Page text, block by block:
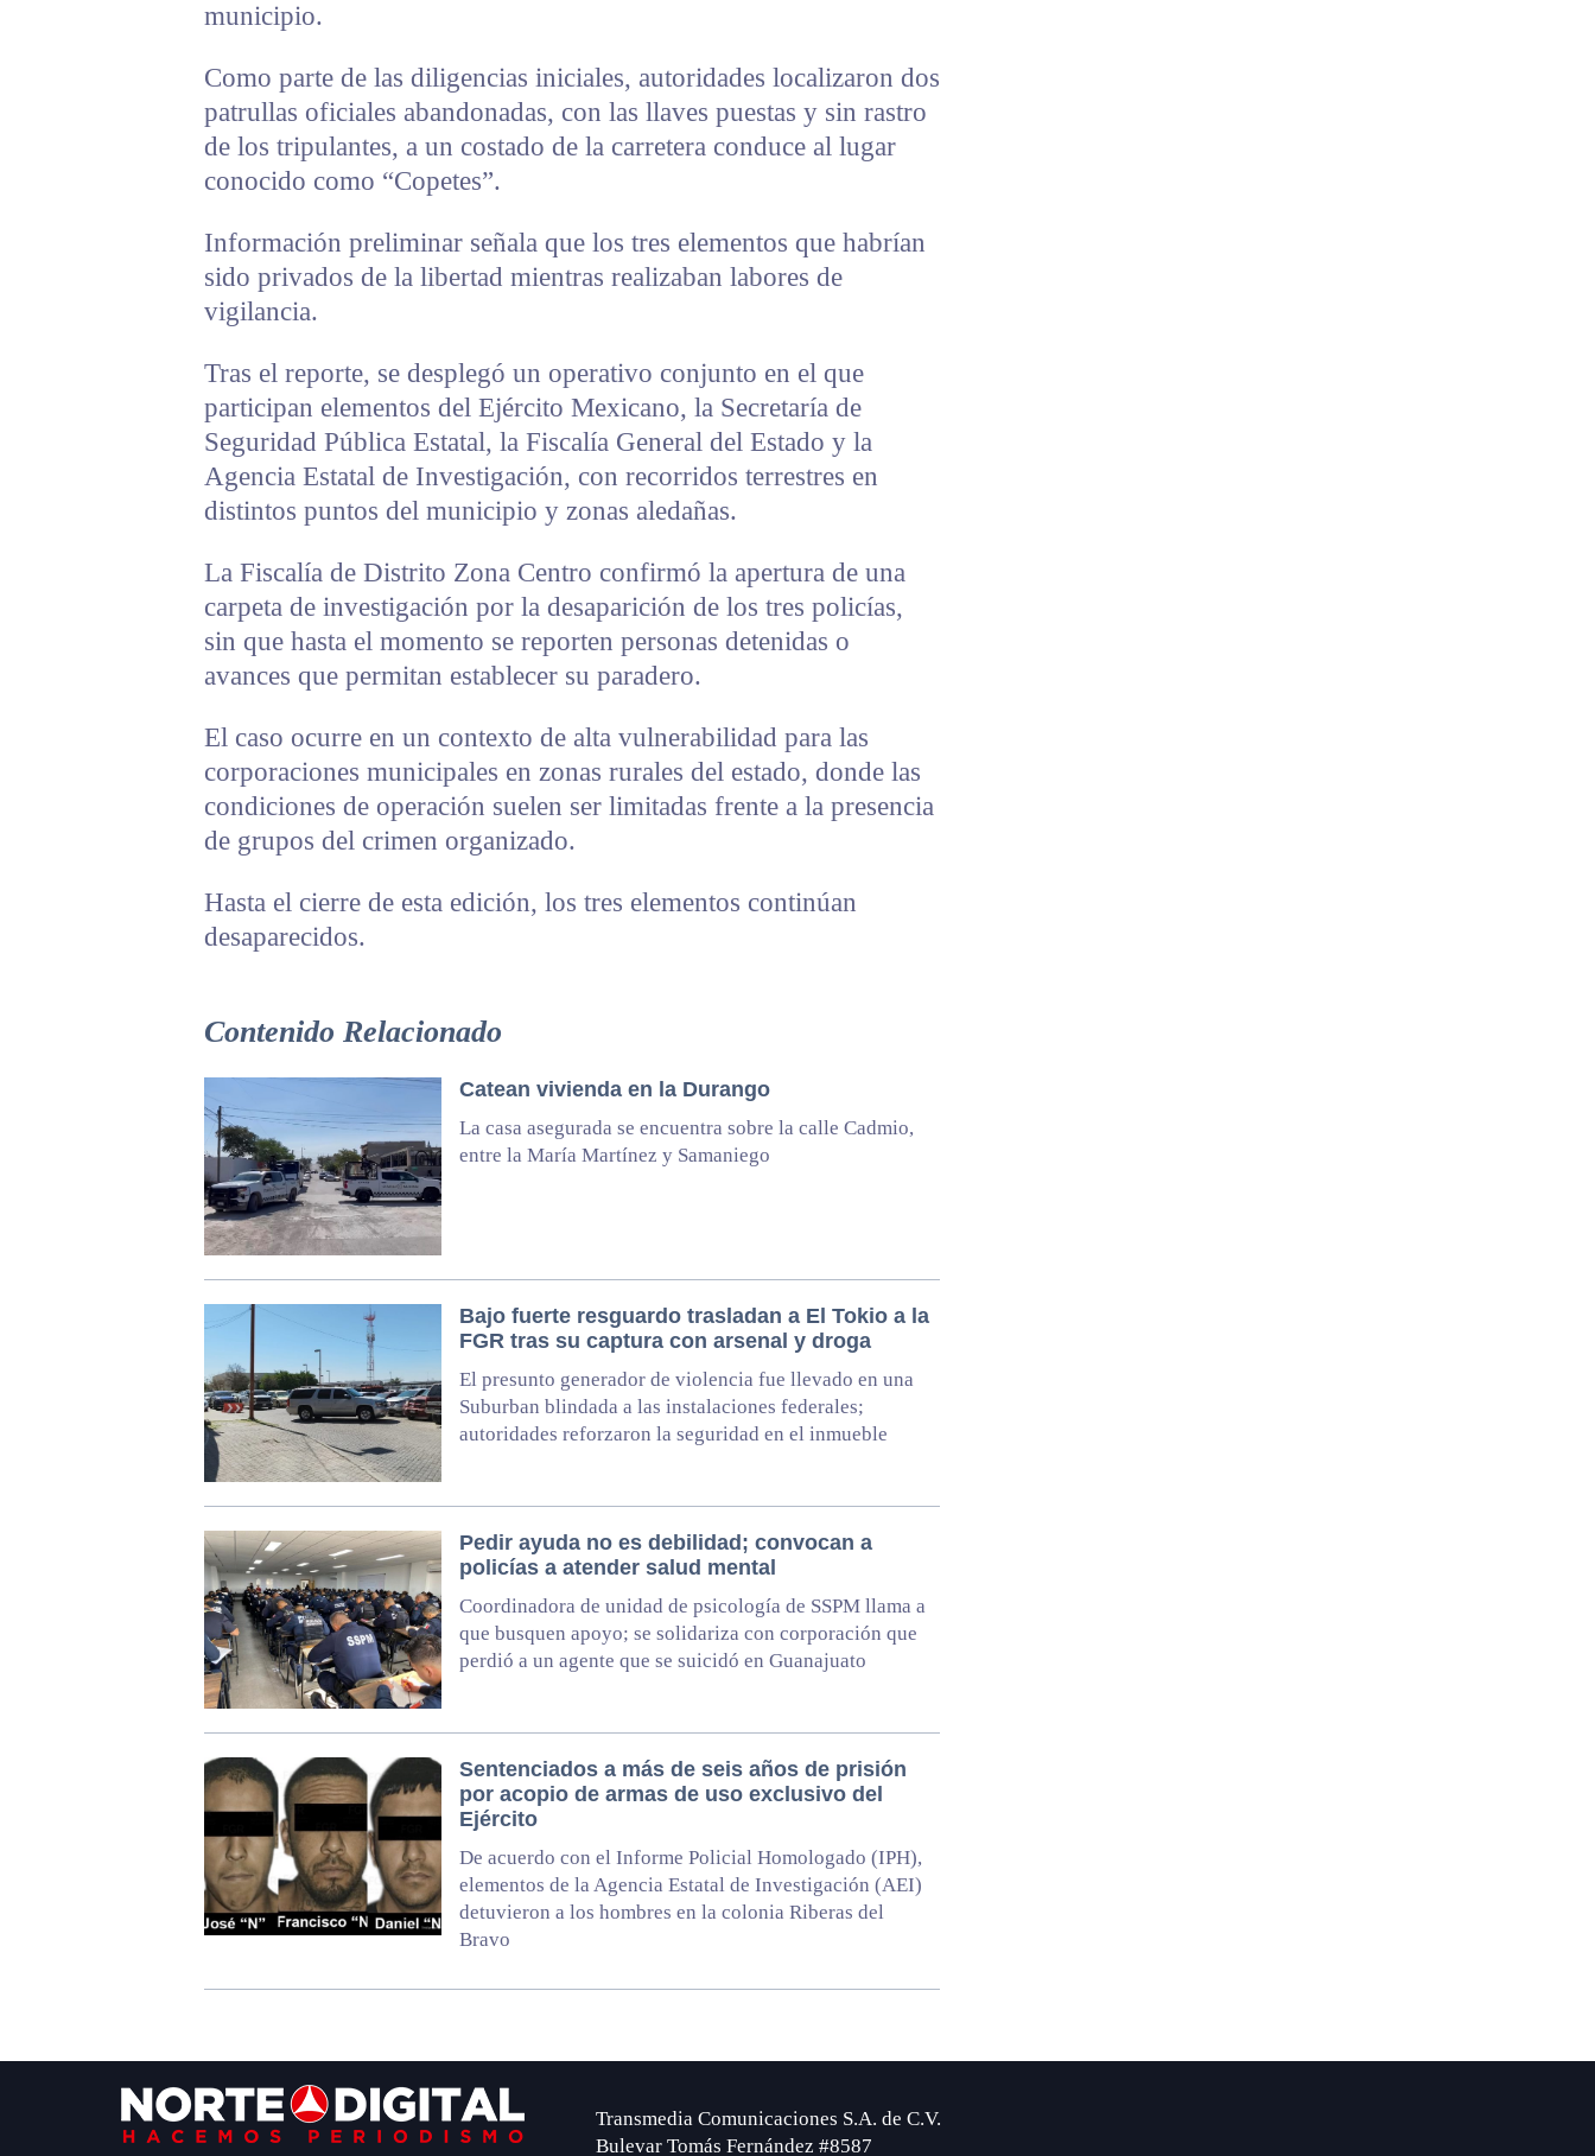
municipio.
Como parte de las diligencias iniciales, autoridades localizaron dos
patrullas oficiales abandonadas, con las llaves puestas y sin rastro
de los tripulantes, a un costado de la carretera conduce al lugar
conocido como “Copetes”.
Información preliminar señala que los tres elementos que habrían
sido privados de la libertad mientras realizaban labores de
vigilancia.
Tras el reporte, se desplegó un operativo conjunto en el que
participan elementos del Ejército Mexicano, la Secretaría de
Seguridad Pública Estatal, la Fiscalía General del Estado y la
Agencia Estatal de Investigación, con recorridos terrestres en
distintos puntos del municipio y zonas aledañas.
La Fiscalía de Distrito Zona Centro confirmó la apertura de una
carpeta de investigación por la desaparición de los tres policías,
sin que hasta el momento se reporten personas detenidas o
avances que permitan establecer su paradero.
El caso ocurre en un contexto de alta vulnerabilidad para las
corporaciones municipales en zonas rurales del estado, donde las
condiciones de operación suelen ser limitadas frente a la presencia
de grupos del crimen organizado.
Hasta el cierre de esta edición, los tres elementos continúan
desaparecidos.
Contenido Relacionado
Catean vivienda en la Durango
La casa asegurada se encuentra sobre la calle Cadmio,
entre la María Martínez y Samaniego
Bajo fuerte resguardo trasladan a El Tokio a la
FGR tras su captura con arsenal y droga
El presunto generador de violencia fue llevado en una
Suburban blindada a las instalaciones federales;
autoridades reforzaron la seguridad en el inmueble
Pedir ayuda no es debilidad; convocan a
policías a atender salud mental
Coordinadora de unidad de psicología de SSPM llama a
que busquen apoyo; se solidariza con corporación que
perdió a un agente que se suicidó en Guanajuato
Sentenciados a más de seis años de prisión
por acopio de armas de uso exclusivo del
Ejército
De acuerdo con el Informe Policial Homologado (IPH),
elementos de la Agencia Estatal de Investigación (AEI)
detuvieron a los hombres en la colonia Riberas del
Bravo
Transmedia Comunicaciones S.A. de C.V.
Bulevar Tomás Fernández #8587